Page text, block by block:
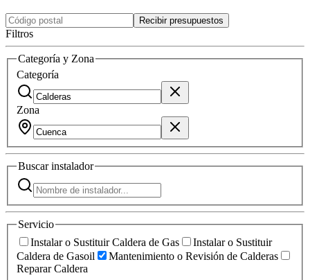
Recibir presupuestos
Filtros
Categoría y Zona
Categoría
Zona
Buscarinstalador
Servicio
Instalar o Sustituir Caldera de Gas
Instalar o Sustituir
Caldera de Gasoil
Mantenimiento o Revisión de Calderas
Reparar Caldera